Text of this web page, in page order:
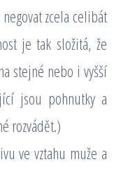
zcela celibát
je tak složitá, že
stejné nebo i vyšší
jsou pohnutky a
rozvádět.)
ve vztahu muže a